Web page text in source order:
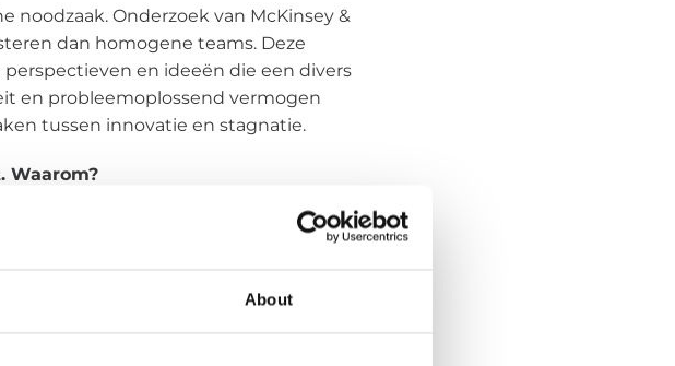
About
noodzaak. Onderzoek van McKinsey &
dan homogene teams. Deze
en ideeën die een divers
en probleemoplossend vermogen
tussen innovatie en stagnatie.
Waarom?
van vrouwen in IT. Hoewel
dat bedrijven met een sterke
winst maken.